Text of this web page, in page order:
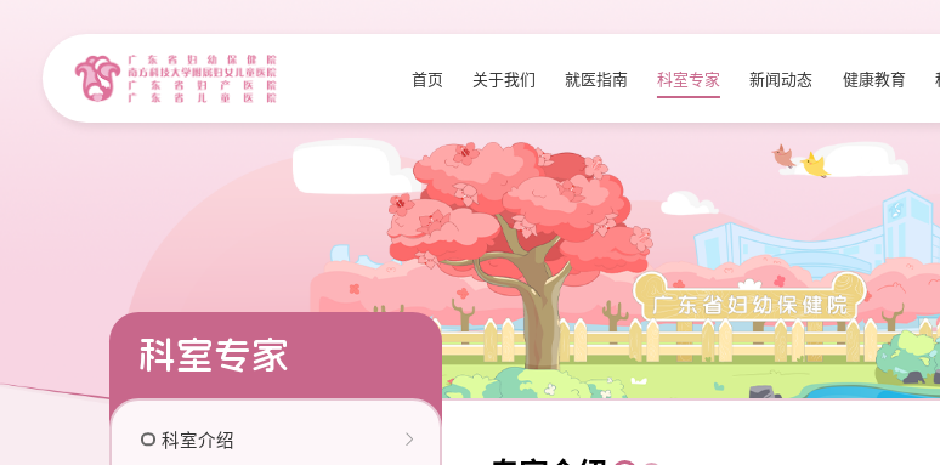
首页 关于我们 就医指南 科室专家 新闻动态 健康教育
科室介绍
科室专家